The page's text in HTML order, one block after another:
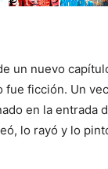
un nuevo
fue ficción. Un
en la entrada
lo rayó y lo